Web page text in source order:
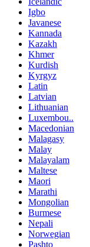
Igbo
Javanese
Kannada
Kazakh
Khmer
Kurdish
Kyrgyz
Latin
Latvian
Lithuanian
Luxembou..
Macedonian
Malagasy
Malay
Malayalam
Maltese
Maori
Marathi
Mongolian
Burmese
Nepali
Norwegian
Pashto